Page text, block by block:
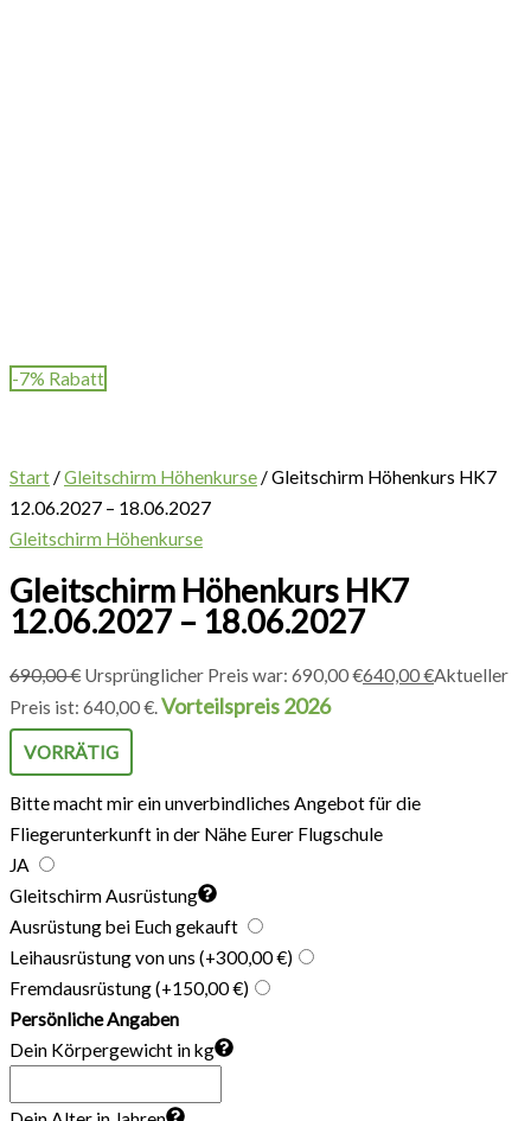
-7% Rabatt
Start/Gleitschirm Höhenkurse/ Gleitschirm Höhenkurs HK7
12.06.2027 – 18.06.2027
Gleitschirm Höhenkurse
Gleitschirm Höhenkurs HK7
12.06.2027 – 18.06.2027
690,00€ Ursprünglicher Preis war: 690,00 €640,00€Aktueller
Preis ist: 640,00 €.Vorteilspreis 2026
VORRÄTIG
Bitte macht mir ein unverbindliches Angebot für die
Fliegerunterkunft in der Nähe Eurer Flugschule
JA
Gleitschirm Ausrüstung
Ausrüstung bei Euch gekauft
Leihausrüstung von uns (+300,00 €)
Fremdausrüstung(+150,00 €)
Persönliche Angaben
Dein Körpergewicht in kg